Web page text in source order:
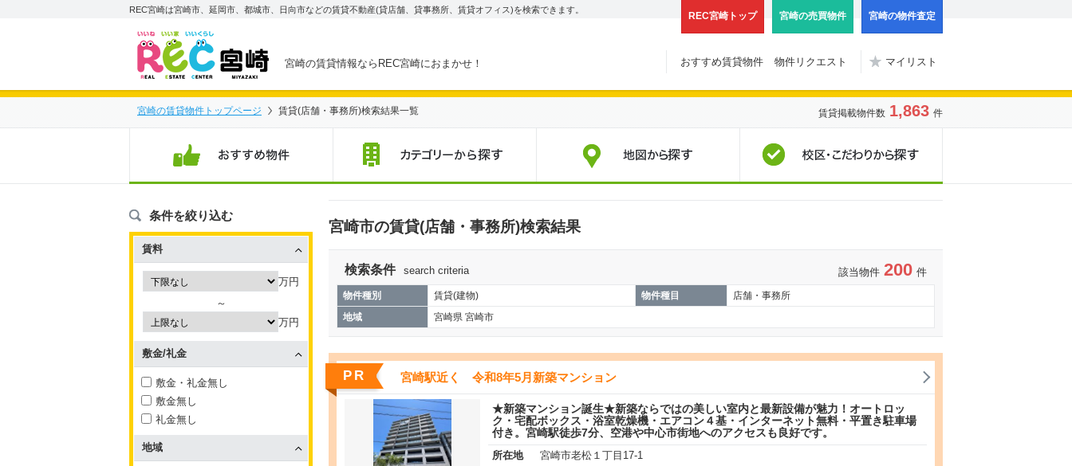
REC宮崎は宮崎市、延岡市、都城市、日向市などの賃貸不動産(貸店舗、貸事務所、賃貸オフィス)を検索できます。
REC宮崎トップ 宮崎の売買物件 宮崎の物件査定
宮崎の賃貸情報ならREC宮崎におまかせ！ おすすめ賃貸物件 物件リクエスト マイリスト
宮崎の賃貸物件トップページ 賃貸(店舗・事務所)検索結果一覧 賃貸掲載物件数 1,863 件
宮崎市の賃貸(店舗・事務所)検索結果
検索条件 search criteria 該当物件 200 件
物件種別 賃貸(建物) 物件種目 店舗・事務所
地域 宮崎県 宮崎市
PR 宮崎駅近く 令和8年5月新築マンション
★新築マンション誕生★新築ならではの美しい室内と最新設備が魅力！オートロッ
ク・宅配ボックス・浴室乾燥機・エアコン４基・インターネット無料・平置き駐車場
付き。宮崎駅徒歩7分、空港や中心市街地へのアクセスも良好です。
所在地
宮崎市老松１丁目17-1
条件を絞り込む
賃料
万円
～
万円
敷金/礼金
敷金・礼金無し
敷金無し
礼金無し
地域